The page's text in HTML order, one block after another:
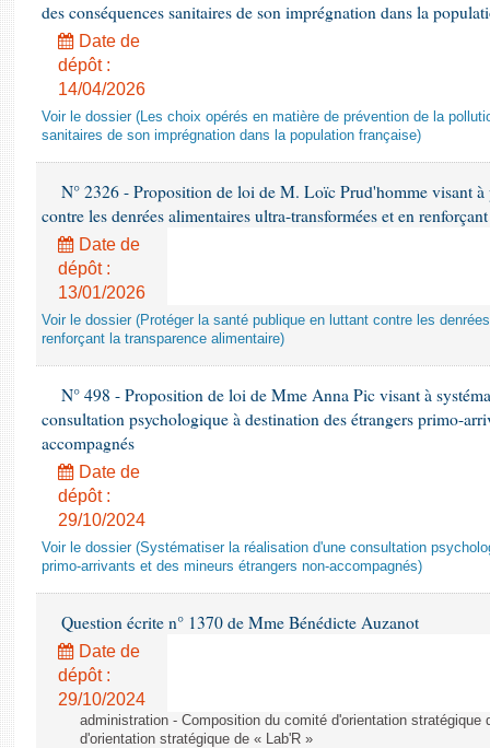
des conséquences sanitaires de son imprégnation dans la
Date de
dépôt :
14/04/2026
Voir le dossier (Les choix opérés en matière de prévention de la
sanitaires de son imprégnation dans la population française)
N° 2326 - Proposition de loi de M. Loïc Prud'homme visant
contre les denrées alimentaires ultra-transformées et en
Date de
dépôt :
13/01/2026
Voir le dossier (Protéger la santé publique en luttant contre les
renforçant la transparence alimentaire)
N° 498 - Proposition de loi de Mme Anna Pic visant à
consultation psychologique à destination des étrangers primo-
accompagnés
Date de
dépôt :
29/10/2024
Voir le dossier (Systématiser la réalisation d'une consultation
primo-arrivants et des mineurs étrangers non-accompagnés)
Question écrite n° 1370 de Mme Bénédicte Auzanot
Date de
dépôt :
29/10/2024
administration - Composition du comité d'orientation stratégique
d'orientation stratégique de « Lab'R »